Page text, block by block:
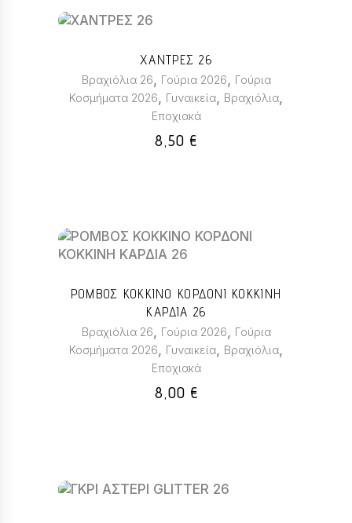
προϊόντος
προϊόν
έχει
πολλαπλές
παραλλαγές.
Οι
σελίδα
του
ΧΑΝΤΡΕΣ 26
Βραχιόλια 26, Γούρια 2026, Γούρια
Κοσμήματα 2026, Γυναικεία, Βραχιόλια,
Εποχιακά
8,50 €
Αυτό
το
έχει
πολλαπλές
παραλλαγές.
Οι
επιλογές
μπορούν
προϊόντος
ΡΟΜΒΟΣ ΚΟΚΚΙΝΟ ΚΟΡΔΟΝΙ ΚΟΚΚΙΝΗ
ΚΑΡΔΙΑ 26
Βραχιόλια 26, Γούρια 2026, Γούρια
Κοσμήματα 2026, Γυναικεία, Βραχιόλια,
Εποχιακά
8,00 €
Αυτό